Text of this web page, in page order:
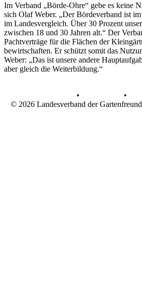
Im Verband „Börde-Ohre“ gebe es keine
sich Olaf Weber. „Der Bördeverband ist
im Landesvergleich. Über 30 Prozent
zwischen 18 und 30 Jahren alt.“ Der
Pachtverträge für die Flächen der
bewirtschaften. Er schützt somit das
Weber: „Das ist unsere andere
aber gleich die Weiterbildung.“
• •
© 2026 Landesverband der